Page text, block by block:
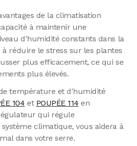
de la climatisation
à maintenir une
d'humidité constants dans la
réduire le stress sur les plantes
plus efficacement, ce qui se
plus élevés.
température et d'humidité
104 et POUPÉE 114 en
qui régule
climatique, vous aidera à
dans votre serre.